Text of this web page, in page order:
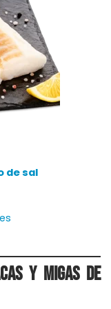
de sal
y Migas de